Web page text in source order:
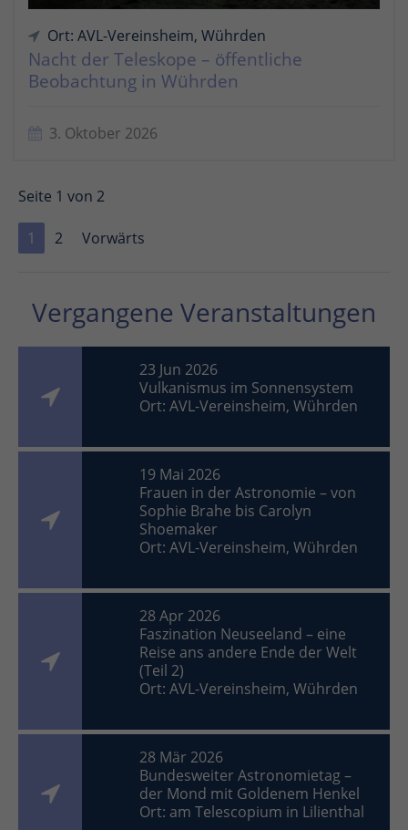
Ort: AVL-Vereinsheim, Wührden
Nacht der Teleskope – öffentliche
Beobachtung in Wührden
3. Oktober 2026
Seite 1 von 2
1 2 Vorwärts
Vergangene Veranstaltungen
23 Jun 2026
Vulkanismus im Sonnensystem
Ort: AVL-Vereinsheim, Wührden
19 Mai 2026
Frauen in der Astronomie – von
Sophie Brahe bis Carolyn
Shoemaker
Ort: AVL-Vereinsheim, Wührden
28 Apr 2026
Faszination Neuseeland – eine
Reise ans andere Ende der Welt
(Teil 2)
Ort: AVL-Vereinsheim, Wührden
28 Mär 2026
Bundesweiter Astronomietag –
der Mond mit Goldenem Henkel
Ort: am Telescopium in Lilienthal